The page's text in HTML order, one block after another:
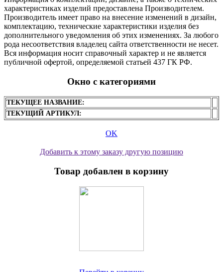
характеристиках изделий предоставлена Производителем.
Производитель имеет право на внесение изменений в дизайн,
комплектацию, технические характеристики изделия без
дополнительного уведомления об этих изменениях. За любого
рода несоответствия владелец сайта ответственности не несет.
Вся информация носит справочный характер и не является
публичной офертой, определяемой статьей 437 ГК РФ.
Окно с категориями
ТЕКУЩЕЕ НАЗВАНИЕ:
ТЕКУЩИЙ АРТИКУЛ:
OK
Добавить к этому заказу другую позицию
Товар добавлен в корзину